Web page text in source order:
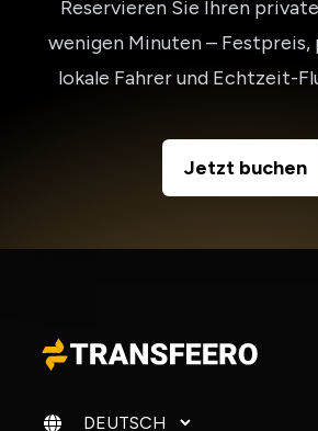
Reservieren Sie Ihren
wenigen Minuten –
lokale Fahrer und Echtzeit-
Jetzt buchen
Sprache ändern